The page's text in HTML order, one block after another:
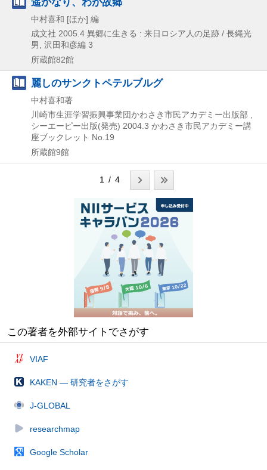
中村喜和 [ほか] 編
成文社 2005.4 異郷に生きる : 来日ロシア人の足跡 / 長縄光
男, 沢田和彦編 3
所蔵館82館
麗しのサンクトペテルブルグ
中村喜和著
川崎市生涯学習振興事業団かわさき市民アカデミー出版部 ,
シーエーピー出版(発売) 2004.3 かわさき市民アカデミー講
座ブックレット No.19
所蔵館9館
1 / 4
この著者を外部サイトでさがす
VIAF
KAKEN — 研究者をさがす
J-GLOBAL
researchmap
Google Scholar